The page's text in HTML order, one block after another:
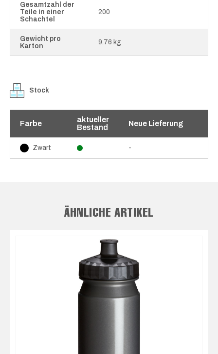
Gesamtzahl der
Teile in einer
Schachtel
200
Gewicht pro
Karton
9.76 kg
Stock
Farbe
aktueller
Bestand
Neue Lieferung
Zwart -
ÄHNLICHE ARTIKEL